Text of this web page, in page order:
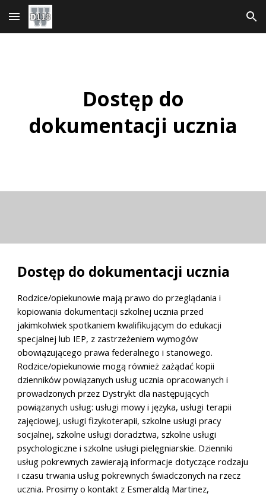
Przejdź do głównej treści Przejdź do nawigacji
Dostęp do
dokumentacji ucznia
Dostęp do dokumentacji ucznia
Rodzice/opiekunowie mają prawo do przeglądania i
kopiowania dokumentacji szkolnej ucznia przed
jakimkolwiek spotkaniem kwalifikującym do edukacji
specjalnej lub IEP, z zastrzeżeniem wymogów
obowiązującego prawa federalnego i stanowego.
Rodzice/opiekunowie mogą również zażądać kopii
dzienników powiązanych usług ucznia opracowanych i
prowadzonych przez Dystrykt dla następujących
powiązanych usług: usługi mowy i języka, usługi terapii
zajęciowej, usługi fizykoterapii, szkolne usługi pracy
socjalnej, szkolne usługi doradztwa, szkolne usługi
psychologiczne i szkolne usługi pielęgniarskie. Dzienniki
usług pokrewnych zawierają informacje dotyczące rodzaju
i czasu trwania usług pokrewnych świadczonych na rzecz
ucznia. Prosimy o kontakt z Esmeraldą Martinez,